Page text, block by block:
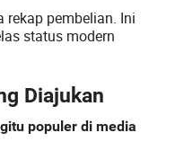
rekap pembelian. Ini
status modern
Diajukan
populer di media